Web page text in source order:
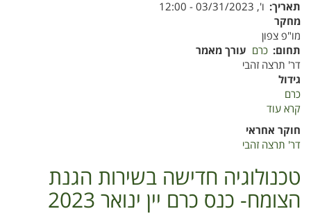
תאריך ו', 03/31/2023 - 12:00
מחקר
מו"פ צפון
תחום כרם עורך מאמר
דר' תרצה זהבי
גידול
כרם
קרא עוד
קור
השנה-
כנס
כרם
יין
ינואר
חוקר אחראי
דר' תרצה זהבי
טכנולוגיה חדישה בשירות הגנת
הצומח- כנס כרם יין ינואר 2023